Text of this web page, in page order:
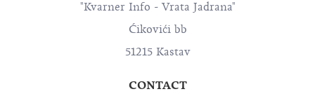
"Kvarner Info - Vrata Jadrana"
Ćikovići bb
51215 Kastav
CONTACT